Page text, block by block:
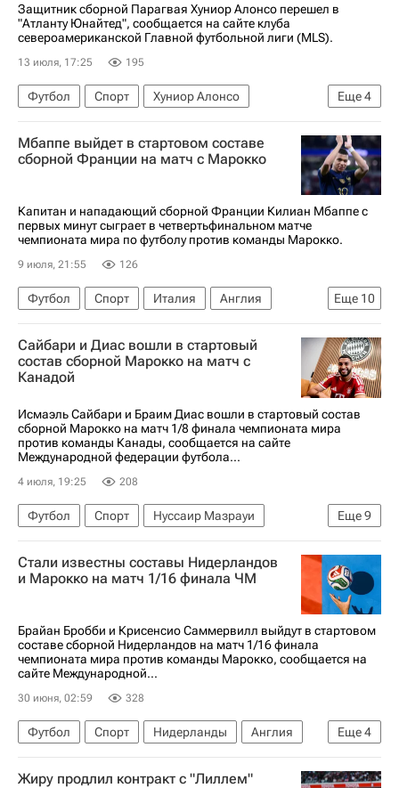
Защитник сборной Парагвая Хуниор Алонсо перешел в
"Атланту Юнайтед", сообщается на сайте клуба
североамериканской Главной футбольной лиги (MLS).
13 июля, 17:25 195
Еще4
Футбол Спорт
Хуниор Алонсо
Алексей Миранчук
Атланта Юнайтед
Краснодар
Атлетико Минейро
Мбаппе выйдет в стартовом составе
сборной Франции на матч с Марокко
Капитан и нападающий сборной Франции Килиан Мбаппе с
первых минут сыграет в четвертьфинальном матче
чемпионата мира по футболу против команды Марокко.
9 июля, 21:55 126
Еще 10
Футбол Спорт Италия
Англия
Франция
Нуссаир Мазрауи
ЧМ по футболу 2026
Килиан Мбаппе
Дезире Дуэ
Милан
Бавария
Чемпионат мира по футболу (до 17 лет)
Сайбари и Диас вошли в стартовый
состав сборной Марокко на матч с
Канадой
Исмаэль Сайбари и Браим Диас вошли в стартовый состав
сборной Марокко на матч 1/8 финала чемпионата мира
против команды Канады, сообщается на сайте
Международной федерации футбола...
4 июля, 19:25 208
Еще9
Футбол Спорт
Нуссаир Мазрауи
Международная федерация футбола (ФИФА)
ЧМ по футболу 2026
Вильярреал
Major League Soccer 2025
Фулхэм
Яссин Буну
Исмаэль Сайбари Браим Диас
Стали известны составы Нидерландов
и Марокко на матч 1/16 финала ЧМ
Брайан Бробби и Крисенсио Саммервилл выйдут в стартовом
составе сборной Нидерландов на матч 1/16 финала
чемпионата мира против команды Марокко, сообщается на
сайте Международной...
30 июня, 02:59 328
Еще4
Футбол Спорт Нидерланды
Англия
Испания
Нуссаир Мазрауи
Жиру продлил контракт с "Лиллем"